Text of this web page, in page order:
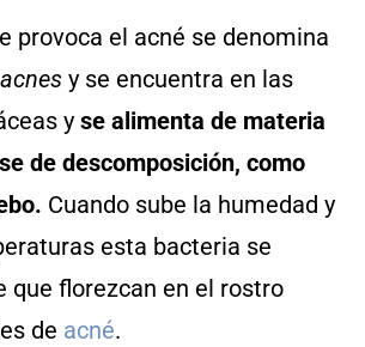
provoca el acné se denomina
y se encuentra en las
y se alimenta de materia
de descomposición, como
Cuando sube la humedad y
esta bacteria se
que florezcan en el rostro
de acné.